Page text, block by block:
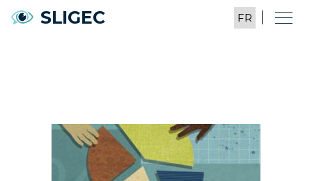
SLIGEC